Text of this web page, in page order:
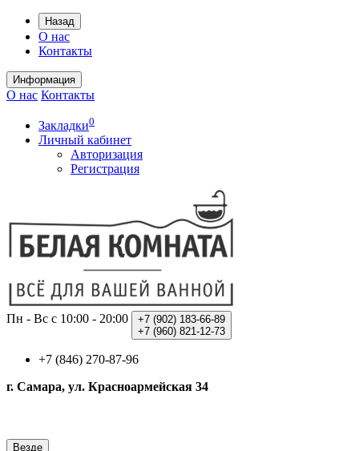
Назад
О нас
Контакты
Информация
О нас Контакты
Закладки0
Личный кабинет
Авторизация
Регистрация
Пн - Вс с 10:00 - 20:00 +7 (902) 183-66-89
+7 (960) 821-12-73
+7 (846) 270-87-96
г. Самара, ул. Красноармейская 34
Везде